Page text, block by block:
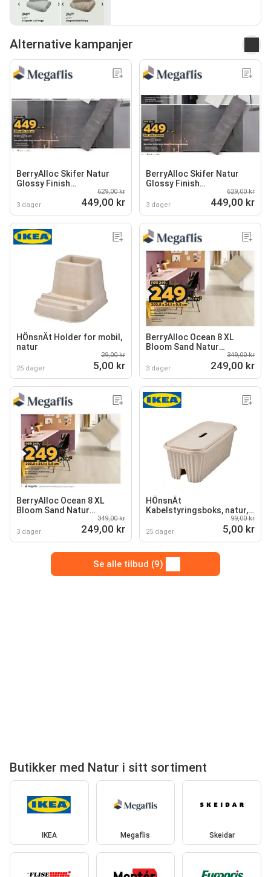
Alternative kampanjer
BerryAlloc Skifer Natur
Glossy Finish
3 dager
629,00 kr
449,00 kr
BerryAlloc Skifer Natur
Glossy Finish
3 dager
629,00 kr
449,00 kr
HÖnsnÄt Holder for mobil,
natur
25 dager
29,00 kr
5,00 kr
BerryAlloc Ocean 8 XL
Bloom Sand Natur
3 dager
349,00 kr
249,00 kr
BerryAlloc Ocean 8 XL
Bloom Sand Natur
3 dager
349,00 kr
249,00 kr
HÖnsnÄt
Kabelstyringsboks, natur,
25 dager
99,00 kr
5,00 kr
Se alle tilbud (9)
Butikker med Natur i sitt sortiment
IKEA Megaflis Skeidar